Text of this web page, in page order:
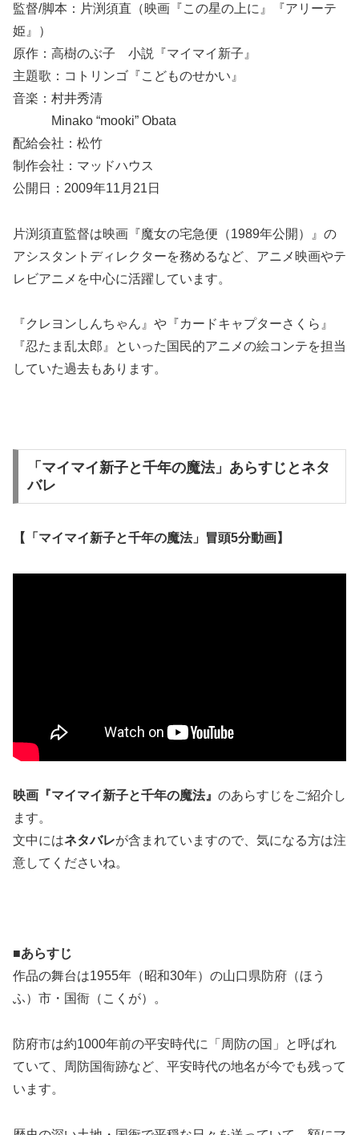
監督/脚本：片渕須直（映画『この星の上に』『アリーテ
姫』）
原作：高樹のぶ子 小説『マイマイ新子』
主題歌：コトリンゴ『こどものせかい』
音楽：村井秀清
Minako “mooki” Obata
配給会社：松竹
制作会社：マッドハウス
公開日：2009年11月21日
片渕須直監督は映画『魔女の宅急便（1989年公開）』の
アシスタントディレクターを務めるなど、アニメ映画やテ
レビアニメを中心に活躍しています。
『クレヨンしんちゃん』や『カードキャプターさくら』
『忍たま乱太郎』といった国民的アニメの絵コンテを担当
していた過去もあります。
「マイマイ新子と千年の魔法」あらすじとネタ
バレ
【「マイマイ新子と千年の魔法」冒頭5分動画】
映画『マイマイ新子と千年の魔法』 のあらすじをご紹介し
ます。
文中にはネタバレが含まれていますので、気になる方は注
意してくださいね。
■あらすじ
作品の舞台は1955年（昭和30年）の山口県防府（ほう
ふ）市・国衙（こくが）。
防府市は約1000年前の平安時代に「周防の国」と呼ばれ
ていて、周防国衙跡など、平安時代の地名が今でも残って
います。